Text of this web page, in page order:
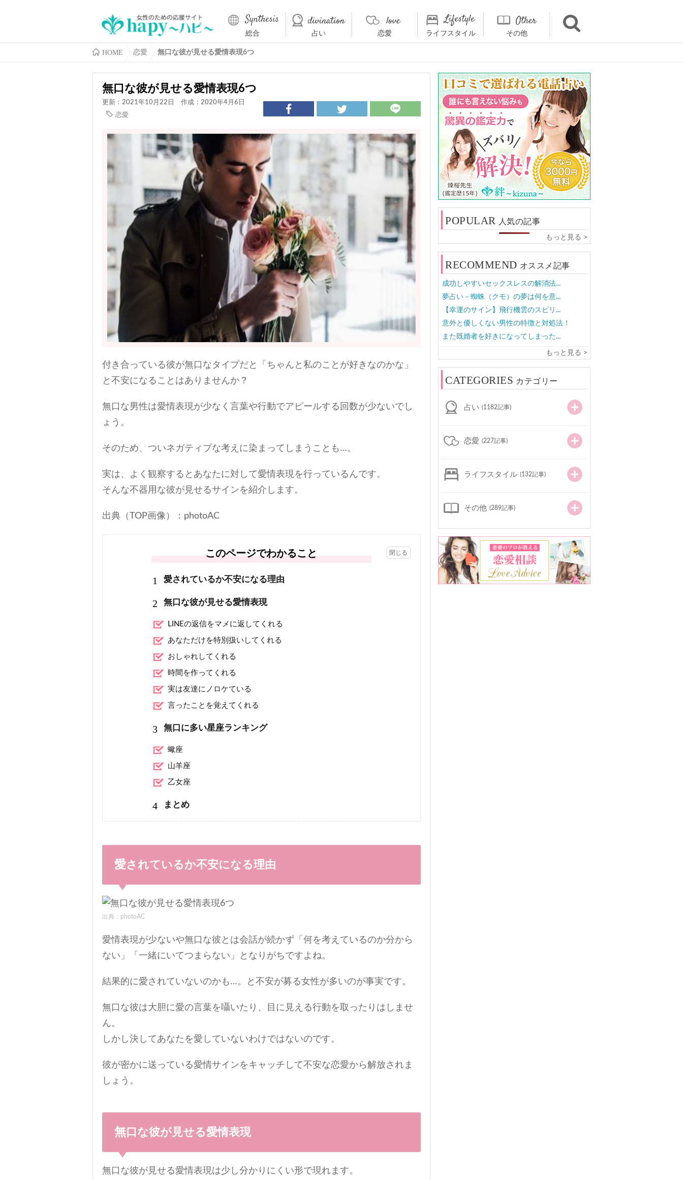
総合 占い 恋愛 ライフスタイル その他
HOME 恋愛 無口な彼が見せる愛情表現6つ
無口な彼が見せる愛情表現6つ
更新：2021年10月22日
作成：2020年4月6日
恋愛
付き合っている彼が無口なタイプだと「ちゃんと私のことが好きなのかな」
と不安になることはありませんか？
無口な男性は愛情表現が少なく言葉や行動でアピールする回数が少ないでし
ょう。
そのため、ついネガティブな考えに染まってしまうことも…。
実は、よく観察するとあなたに対して愛情表現を行っているんです。
そんな不器用な彼が見せるサインを紹介します。
出典（TOP画像）：photoAC
このページでわかること
1 愛されているか不安になる理由
2 無口な彼が見せる愛情表現
LINEの返信をマメに返してくれる
あなただけを特別扱いしてくれる
おしゃれしてくれる
時間を作ってくれる
実は友達にノロケている
言ったことを覚えてくれる
3 無口に多い星座ランキング
蠍座
山羊座
乙女座
4 まとめ
愛されているか不安になる理由
出典：photoAC
愛情表現が少ないや無口な彼とは会話が続かず「何を考えているのか分から
ない」「一緒にいてつまらない」となりがちですよね。
結果的に愛されていないのかも…。と不安が募る女性が多いのが事実です。
無口な彼は大胆に愛の言葉を囁いたり、目に見える行動を取ったりはしませ
ん。
しかし決してあなたを愛していないわけではないのです。
彼が密かに送っている愛情サインをキャッチして不安な恋愛から解放されま
しょう。
無口な彼が見せる愛情表現
無口な彼が見せる愛情表現は少し分かりにくい形で現れます。
POPULAR 人気の記事
もっと見る >
RECOMMEND オススメ記事
成功しやすいセックスレスの解消法...
夢占い－蜘蛛（クモ）の夢は何を意...
【幸運のサイン】飛行機雲のスピリ...
意外と優しくない男性の特徴と対処法！
また既婚者を好きになってしまった...
もっと見る >
CATEGORIES カテゴリー
占い (1182記事)
恋愛 (227記事)
ライフスタイル (132記事)
その他 (289記事)